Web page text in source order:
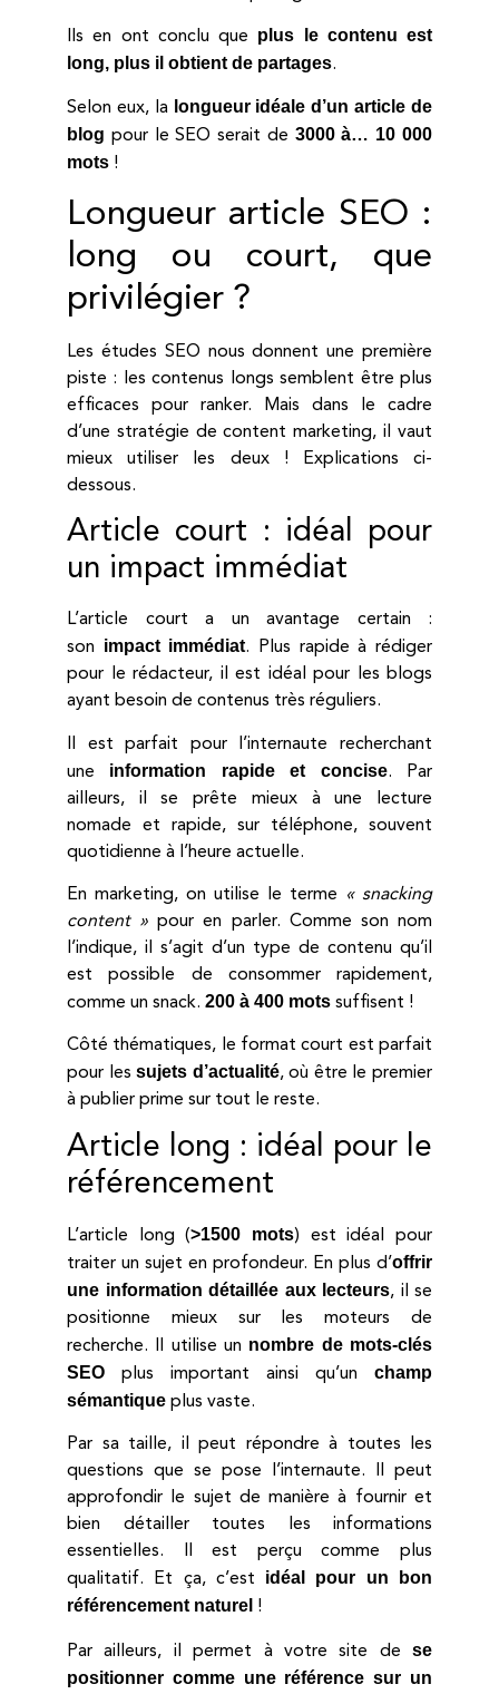
Ils en ont conclu que plus le contenu est
long, plus il obtient de partages.
Selon eux, la longueur idéale d’un article de
blog pour le SEO serait de 3000 à… 10 000
mots !
Longueur article SEO :
long ou court, que
privilégier ?
Les études SEO nous donnent une première
piste : les contenus longs semblent être plus
efficaces pour ranker. Mais dans le cadre
d’une stratégie de content marketing, il vaut
mieux utiliser les deux ! Explications ci-
dessous.
Article court : idéal pour
un impact immédiat
L’article court a un avantage certain :
son impact immédiat. Plus rapide à rédiger
pour le rédacteur, il est idéal pour les blogs
ayant besoin de contenus très réguliers.
Il est parfait pour l’internaute recherchant
une information rapide et concise. Par
ailleurs, il se prête mieux à une lecture
nomade et rapide, sur téléphone, souvent
quotidienne à l’heure actuelle.
En marketing, on utilise le terme
« snacking
content » pour en parler. Comme son nom
l’indique, il s’agit d’un type de contenu qu’il
est possible de consommer rapidement,
comme un snack. 200 à 400 mots suffisent !
Côté thématiques, le format court est parfait
pour lessujets d’actualité, où être le premier
à publier prime sur tout le reste.
Article long : idéal pour le
référencement
L’article long (>1500 mots) est idéal pour
traiter un sujet en profondeur. En plus d’offrir
une information détaillée aux lecteurs, il se
positionne mieux sur les moteurs de
recherche. Il utilise un nombre de mots-clés
SEO plus important ainsi qu’un champ
sémantique plus vaste.
Par sa taille, il peut répondre à toutes les
questions que se pose l’internaute. Il peut
approfondir le sujet de manière à fournir et
bien détailler toutes les informations
essentielles. Il est perçu comme plus
qualitatif. Et ça, c’est idéal pour un bon
référencement naturel !
Par ailleurs, il permet à votre site de se
positionner comme une référence sur un